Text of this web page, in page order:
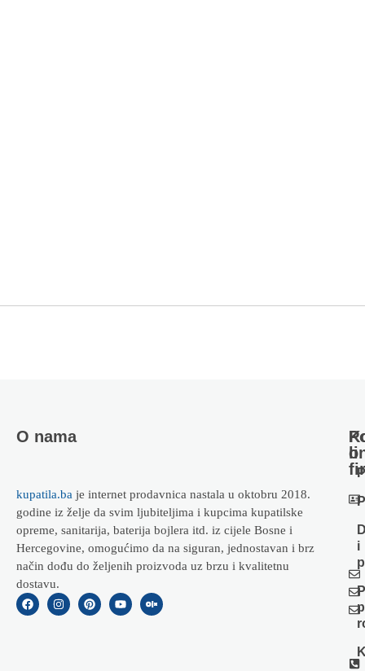
O nama
kupatila.ba je internet prodavnica nastala u oktobru 2018.
godine iz želje da svim ljubiteljima i kupcima kupatilske
opreme, sanitarija, baterija bojlera itd. iz cijele Bosne i
Hercegovine, omogućimo da na siguran, jednostavan i brz
način dođu do željenih proizvoda uz brzu i kvalitetnu
dostavu.
i
o